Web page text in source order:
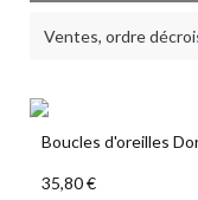
Boucles d'oreilles
35,80 €